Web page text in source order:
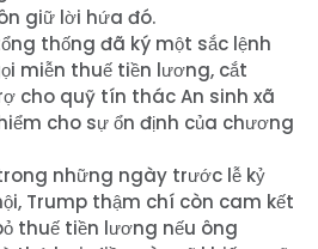
giữ lời hứa đó.
thống đã ký một sắc lệnh
miễn thuế tiền lương, cắt
cho quỹ tín thác An sinh xã
cho sự ổn định của chương
những ngày trước lễ kỷ
Trump thậm chí còn cam kết
thuế tiền lương nếu ông